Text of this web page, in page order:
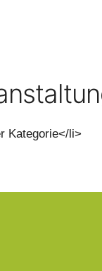
Kategorie</li>